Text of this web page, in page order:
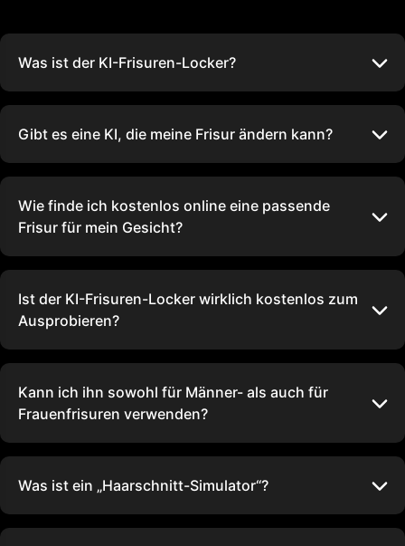
Was ist der KI-Frisuren-Locker?
Gibt es eine KI, die meine Frisur ändern kann?
Wie finde ich kostenlos online eine passende
Frisur für mein Gesicht?
Ist der KI-Frisuren-Locker wirklich kostenlos zum
Ausprobieren?
Kann ich ihn sowohl für Männer- als auch für
Frauenfrisuren verwenden?
Was ist ein „Haarschnitt-Simulator“?